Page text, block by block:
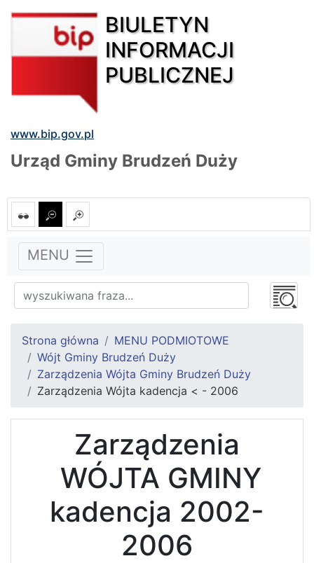
BIULETYN
INFORMACJI
PUBLICZNEJ
www.bip.gov.pl
Urząd Gminy Brudzeń Duży
MENU
Strona główna
MENU PODMIOTOWE
Wójt Gminy Brudzeń Duży
Zarządzenia Wójta Gminy Brudzeń Duży
Zarządzenia Wójta kadencja < - 2006
Zarządzenia
WÓJTA GMINY
kadencja 2002-
2006